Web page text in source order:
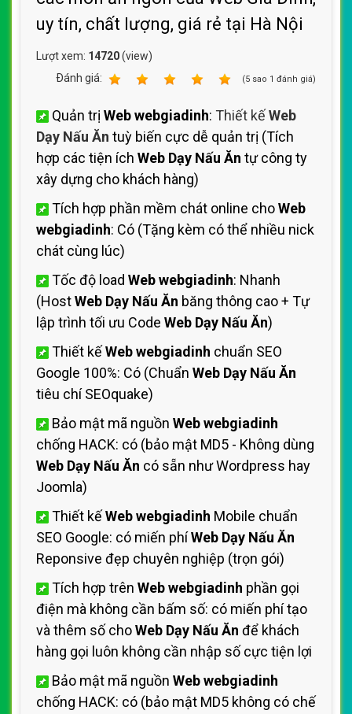
uy tín, chất lượng, giá rẻ tại Hà Nội
Lượt xem: 14720(view)
Ðánh giá:
(5 sao 1 đánh giá)
Quản trị Web webgiadinh: Thiết kếWeb
Dạy Nấu Ăn tuỳ biến cực dễ quản trị (Tích
hợp các tiện ích Web Dạy Nấu Ăn tự công ty
xây dựng cho khách hàng)
Tích hợp phần mềm chát online choWeb
webgiadinh: Có (Tặng kèm có thể nhiều nick
chát cùng lúc)
Tốc độ load Web webgiadinh: Nhanh
(HostWeb Dạy Nấu Ăn băng thông cao + Tự
lập trình tối ưu Code Web Dạy Nấu Ăn)
Thiết kếWeb webgiadinh chuẩn SEO
Google 100%: Có (Chuẩn Web Dạy Nấu Ăn
tiêu chí SEOquake)
Bảo mật mã nguồn Web webgiadinh
chống HACK: có (bảo mật MD5 - Không dùng
Web Dạy Nấu Ăn có sẵn như Wordpress hay
Joomla)
Thiết kếWeb webgiadinh Mobile chuẩn
SEO Google: có miến phíWeb Dạy Nấu Ăn
Reponsive đẹp chuyên nghiệp (trọn gói)
Tích hợp trên Web webgiadinh phần gọi
điện mà không cần bấm số: có miến phí tạo
và thêm số choWeb Dạy Nấu Ăn để khách
hàng gọi luôn không cần nhập số cực tiện lợi
Bảo mật mã nguồn Web webgiadinh
chống HACK: có (bảo mật MD5 không có chế